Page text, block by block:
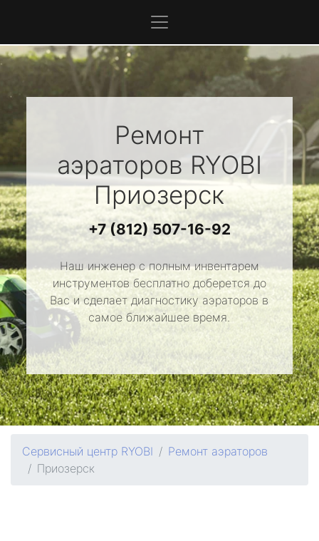
Ремонт
аэраторов RYOBI
Приозерск
+7 (812) 507-16-92
Наш инженер с полным инвентарем
инструментов бесплатно доберется до
Вас и сделает диагностику аэраторов в
самое ближайшее время.
Сервисный центр RYOBI
Ремонт аэраторов
Приозерск